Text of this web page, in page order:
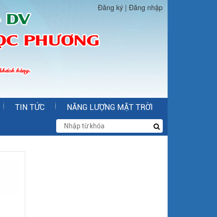
Đăng ký | Đăng nhập
TIN TỨC NĂNG LƯỢNG MẶT TRỜI